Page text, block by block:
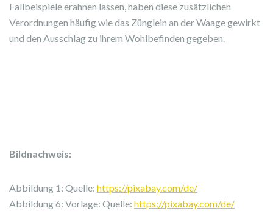
Fallbeispiele erahnen lassen, haben diese zusätzlichen
Verordnungen häufig wie das Zünglein an der Waage gewirkt
und den Ausschlag zu ihrem Wohlbefinden gegeben.
Bildnachweis:
Abbildung 1: Quelle: https://pixabay.com/de/
Abbildung 6: Vorlage: Quelle: https://pixabay.com/de/